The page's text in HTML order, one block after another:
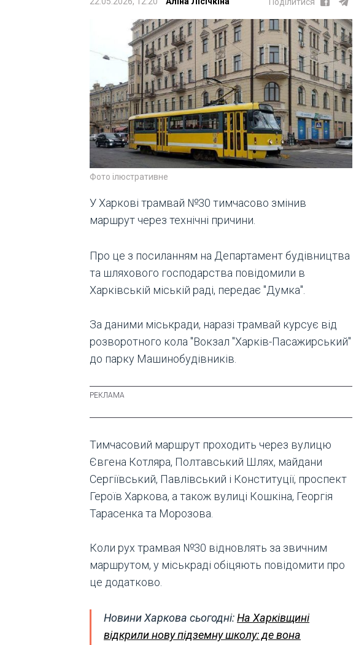
Поділитися
Фото ілюстративне
У Харкові трамвай №30 тимчасово змінив
маршрут через технічні причини.
Про це з посиланням на Департамент будівництва
та шляхового господарства повідомили в
Харківській міській раді, передає "Думка".
За даними міськради, наразі трамвай курсує від
розворотного кола "Вокзал "Харків-Пасажирський"
до парку Машинобудівників.
Тимчасовий маршрут проходить через вулицю
Євгена Котляра, Полтавський Шлях, майдани
Сергіївський, Павлівський і Конституції, проспект
Героїв Харкова, а також вулиці Кошкіна, Георгія
Тарасенка та Морозова.
Коли рух трамвая №30 відновлять за звичним
маршрутом, у міськраді обіцяють повідомити про
це додатково.
Новини Харкова сьогодні:На Харківщині
відкрили нову підземну школу: де вона